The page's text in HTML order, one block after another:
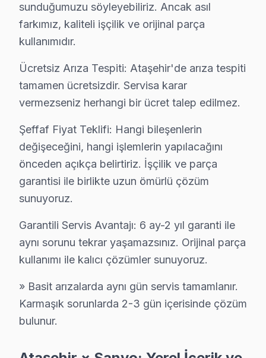
Bu sayfayla ilgili hizmet sayfaları:
↑ Sanyo Servis Ana Sayfası
↑ Ataşehir TV Servis Merkezi
Ataşehir Yakın İlçelerde Sanyo Servisi
· Beykoz Sanyo
· Çekmeköy Sanyo
· Maltepe Sanyo
· Pendik Sanyo
· Sancaktepe Sanyo
· Şile Sanyo
Ataşehir Diğer Marka Servisleri
· Ataşehir Sony
· Ataşehir Philips
· Ataşehir Hi-Level
· Ataşehir iFFALCON
sunduğumuzu söyleyebiliriz. Ancak asıl
farkımız, kaliteli işçilik ve orijinal parça
kullanımıdır.
Ücretsiz Arıza Tespiti: Ataşehir'de arıza tespiti
tamamen ücretsizdir. Servisa karar
vermezseniz herhangi bir ücret talep edilmez.
Şeffaf Fiyat Teklifi: Hangi bileşenlerin
değişeceğini, hangi işlemlerin yapılacağını
önceden açıkça belirtiriz. İşçilik ve parça
garantisi ile birlikte uzun ömürlü çözüm
sunuyoruz.
Garantili Servis Avantajı: 6 ay-2 yıl garanti ile
aynı sorunu tekrar yaşamazsınız. Orijinal parça
kullanımı ile kalıcı çözümler sunuyoruz.
» Basit arızalarda aynı gün servis tamamlanır.
Karmaşık sorunlarda 2-3 gün içerisinde çözüm
bulunur.